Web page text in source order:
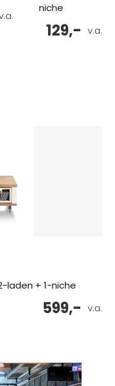
niche
v.a.
129,-
laden + 1-niche
v.a.
599,-